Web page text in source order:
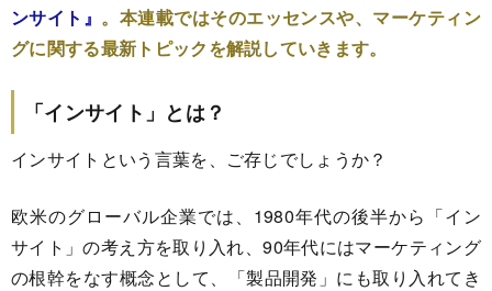
ンサイト』 。本連載ではそのエッセンスや、マーケティン
グに関する最新トピックを解説していきます。
「インサイト」とは？
インサイトという言葉を、ご存じでしょうか？
欧米のグローバル企業では、1980年代の後半から「イン
サイト」の考え方を取り入れ、90年代にはマーケティング
の根幹をなす概念として、「製品開発」にも取り入れてき